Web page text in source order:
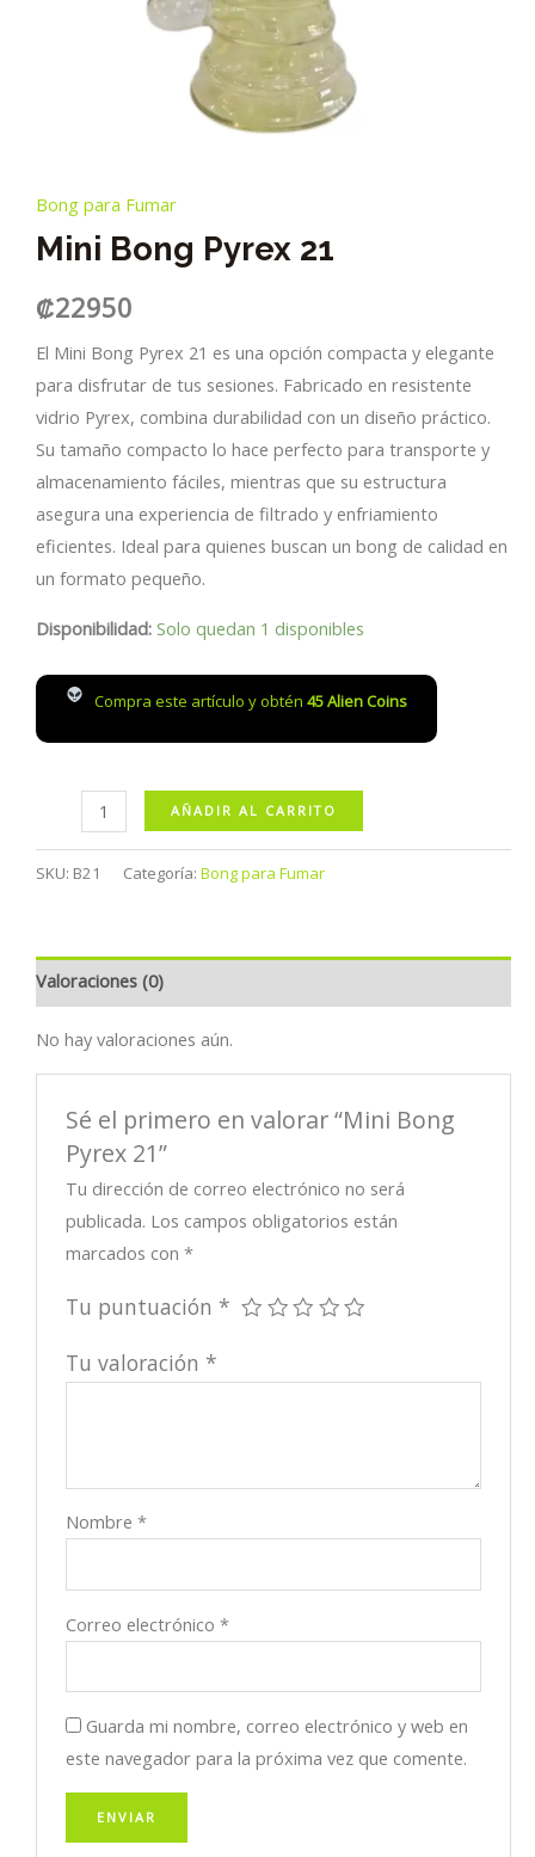
Bong para Fumar
Mini Bong Pyrex 21
₡22950
El Mini Bong Pyrex 21 es una opción compacta y elegante
para disfrutar de tus sesiones. Fabricado en resistente
vidrio Pyrex, combina durabilidad con un diseño práctico.
Su tamaño compacto lo hace perfecto para transporte y
almacenamiento fáciles, mientras que su estructura
asegura una experiencia de filtrado y enfriamiento
eficientes. Ideal para quienes buscan un bong de calidad en
un formato pequeño.
Disponibilidad: Solo quedan 1 disponibles
Compra este artículo y obtén 45Alien Coins
Pyrex
AÑADIR AL CARRITO
SKU: B21 Categoría: Bong para Fumar
Valoraciones (0)
No hay valoraciones aún.
Sé el primero en valorar “Mini Bong
Pyrex 21”
Tu dirección de correo electrónico no será
publicada. Los campos obligatorios están
marcados con*
Tu puntuación *
Tu valoración *
Nombre*
Correo electrónico*
Guarda mi nombre, correo electrónico y web en
este navegador para la próxima vez que comente.